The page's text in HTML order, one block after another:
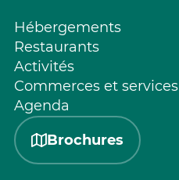
Hébergements
Restaurants
Activités
Commerces et services
Agenda
Brochures